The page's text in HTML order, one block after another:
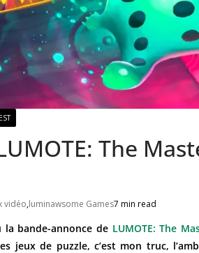
The
vidéo,luminawsome Games7 min read
la bande-annonce de LUMOTE: The
jeux de puzzle, c’est mon truc,